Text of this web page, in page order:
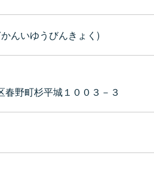
んいゆうびんきょく)
春野町杉平城１００３－３